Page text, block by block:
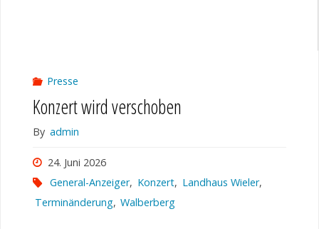
Presse
Konzert wird verschoben
By admin
24. Juni 2026
General-Anzeiger, Konzert, Landhaus Wieler,
Terminänderung, Walberberg